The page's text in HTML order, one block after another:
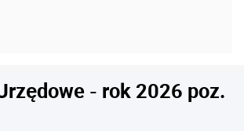
- rok 2026 poz.